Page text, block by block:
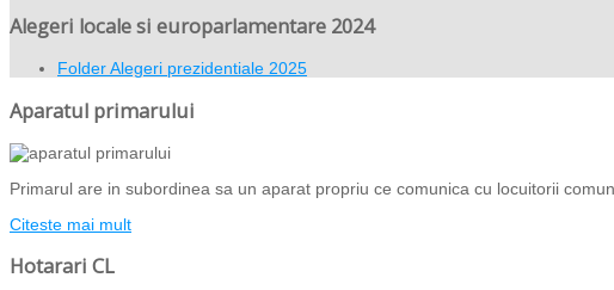
Alegeri locale si europarlamentare 2024
FolderAlegeri prezidentiale 2025
Aparatul primarului
Primarul are in subordinea sa un aparat propriu ce comunica cu locuitorii
Citeste mai mult
Hotarari CL